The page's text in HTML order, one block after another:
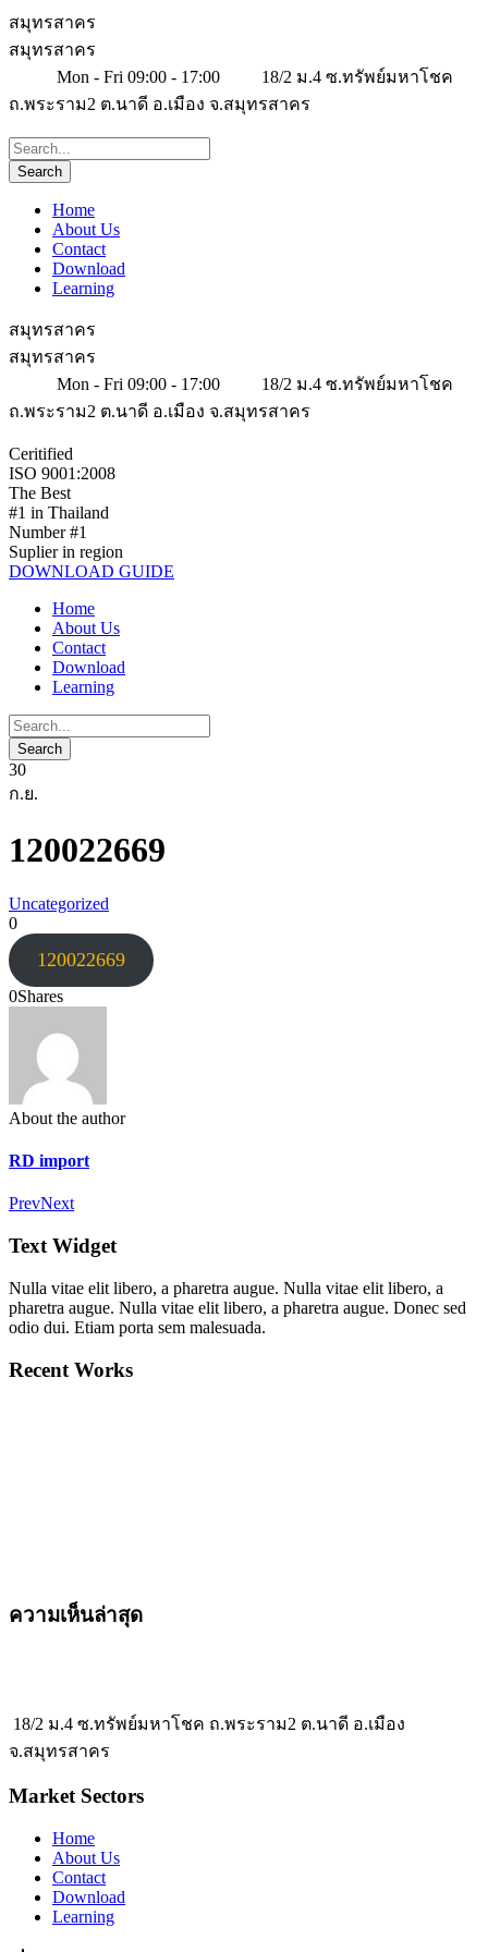
สมุทรสาคร
สมุทรสาคร
Mon - Fri 09:00 - 17:00
18/2 ม.4 ซ.ทรัพย์มหาโชค
ถ.พระราม2 ต.นาดี อ.เมือง จ.สมุทรสาคร
Home
About Us
Contact
Download
Learning
สมุทรสาคร
สมุทรสาคร
Mon - Fri 09:00 - 17:00
18/2 ม.4 ซ.ทรัพย์มหาโชค
ถ.พระราม2 ต.นาดี อ.เมือง จ.สมุทรสาคร
Ceritified
ISO 9001:2008
The Best
#1 in Thailand
Number #1
Suplier in region
DOWNLOAD GUIDE
Home
About Us
Contact
Download
Learning
30
ก.ย.
120022669
Uncategorized
0
120022669
0Shares
About the author
RD import
PrevNext
Text Widget
Nulla vitae elit libero, a pharetra augue. Nulla vitae elit libero, a
pharetra augue. Nulla vitae elit libero, a pharetra augue. Donec sed
odio dui. Etiam porta sem malesuada.
Recent Works
ความเห็นล่าสุด
18/2 ม.4 ซ.ทรัพย์มหาโชค ถ.พระราม2 ต.นาดี อ.เมือง
จ.สมุทรสาคร
Market Sectors
Home
About Us
Contact
Download
Learning